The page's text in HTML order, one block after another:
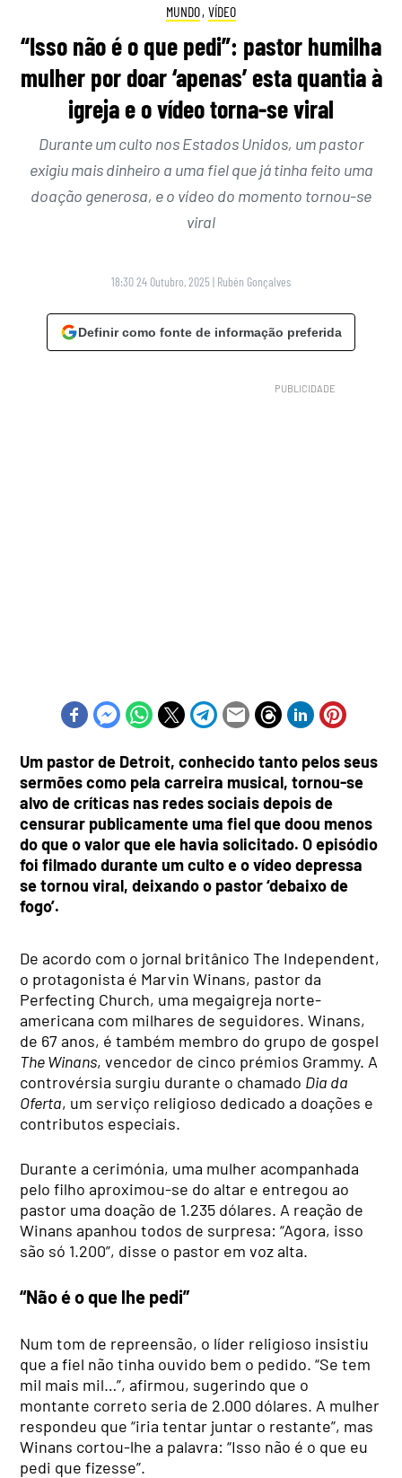
MUNDO, VÍDEO
“Isso não é o que pedi”: pastor humilha
mulher por doar ‘apenas’ esta quantia à
igreja e o vídeo torna-se viral
Durante um culto nos Estados Unidos, um pastor
exigiu mais dinheiro a uma fiel que já tinha feito uma
doação generosa, e o vídeo do momento tornou-se
viral
18:30 24 Outubro, 2025 | Rubén Gonçalves
Definir como fonte de informação preferida
Um pastor de Detroit, conhecido tanto pelos seus
sermões como pela carreira musical, tornou-se
alvo de críticas nas redes sociais depois de
censurar publicamente uma fiel que doou menos
do que o valor que ele havia solicitado. O episódio
foi filmado durante um culto e o vídeo depressa
se tornou viral, deixando o pastor ‘debaixo de
fogo’.
De acordo com o jornal britânico The Independent,
o protagonista é Marvin Winans, pastor da
Perfecting Church, uma megaigreja norte-
americana com milhares de seguidores. Winans,
de 67 anos, é também membro do grupo de gospel
The Winans, vencedor de cinco prémios Grammy. A
controvérsia surgiu durante o chamado Dia da
Oferta, um serviço religioso dedicado a doações e
contributos especiais.
Durante a cerimónia, uma mulher acompanhada
pelo filho aproximou-se do altar e entregou ao
pastor uma doação de 1.235 dólares. A reação de
Winans apanhou todos de surpresa: “Agora, isso
são só 1.200”, disse o pastor em voz alta.
“Não é o que lhe pedi”
Num tom de repreensão, o líder religioso insistiu
que a fiel não tinha ouvido bem o pedido. “Se tem
mil mais mil…”, afirmou, sugerindo que o
montante correto seria de 2.000 dólares. A mulher
respondeu que “iria tentar juntar o restante”, mas
Winans cortou-lhe a palavra: “Isso não é o que eu
pedi que fizesse”.